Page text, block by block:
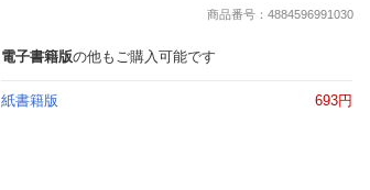
商品番号：4884596991030
電子書籍版の他もご購入可能です
紙書籍版 693円